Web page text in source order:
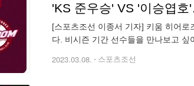
'KS 준우승' VS '이승엽
[스포츠조선 이종서 기자] 키움 히어
다. 비시즌 기간 선수들을 만나보고 싶
2023.03.08. 스포츠조선